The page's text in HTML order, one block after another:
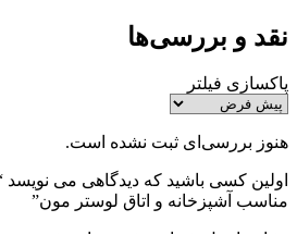
نقد و بررسی‌ها
پاکسازی فیلتر
هنوز بررسی‌ای ثبت نشده است.
اولین کسی باشید که دیدگاهی می
مناسب آشپزخانه و اتاق لوستر مون”